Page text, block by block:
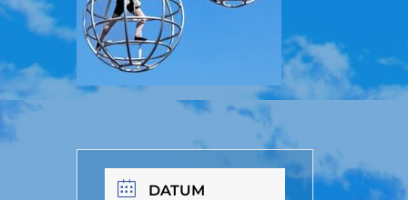
DATUM